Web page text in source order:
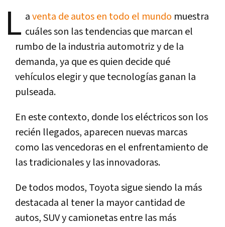
L aventa de autos en todo el mundo muestra
cuáles son las tendencias que marcan el
rumbo de la industria automotriz y de la
demanda, ya que es quien decide qué
vehículos elegir y que tecnologías ganan la
pulseada.
En este contexto, donde los eléctricos son los
recién llegados, aparecen nuevas marcas
como las vencedoras en el enfrentamiento de
las tradicionales y las innovadoras.
De todos modos, Toyota sigue siendo la más
destacada al tener la mayor cantidad de
autos, SUV y camionetas entre las más